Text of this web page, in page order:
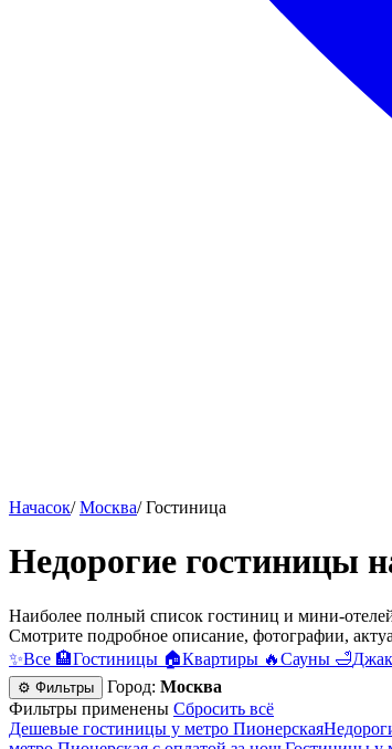
Начасок/ Москва/ Гостиница
Недорогие гостиницы
Наиболее полный список гостиниц и мини-
Смотрите подробное описание, фотографии,
✨Все 🏨Гостиницы 🏠Квартиры 🔥Сауны 🛁
⚙ Фильтры Город: Москва
Фильтры применены Сбросить всё
Дешевые гостиницы у метро Пионерская